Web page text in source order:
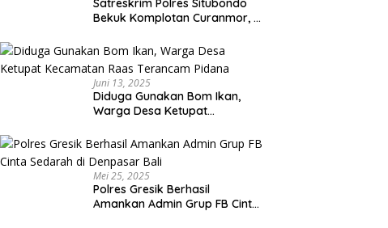
Satreskrim Polres Situbondo
Bekuk Komplotan Curanmor, 9
Juni 13, 2025
Diduga Gunakan Bom Ikan,
Warga Desa Ketupat
Pidana
Mei 25, 2025
Polres Gresik Berhasil
Amankan Admin Grup FB Cinta